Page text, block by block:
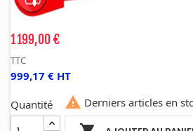
1 199,00 €
TTC
999,17 € HT
Quantité  Derniers articles en